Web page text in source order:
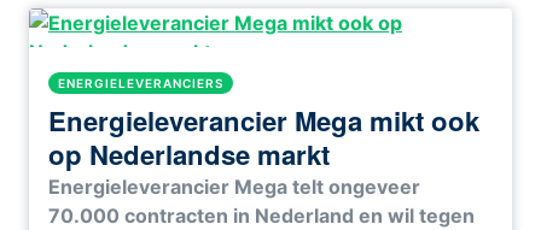
ENERGIELEVERANCIERS
Energieleverancier Mega mikt ook
op Nederlandse markt
Energieleverancier Mega telt ongeveer
70.000 contracten in Nederland en wil tegen